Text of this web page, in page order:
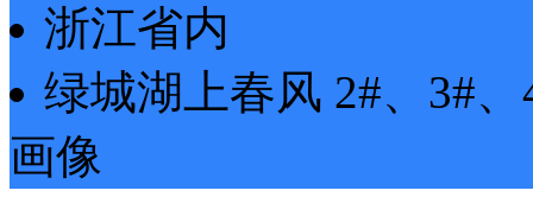
浙江省内
绿城湖上春风 2#、3#
画像